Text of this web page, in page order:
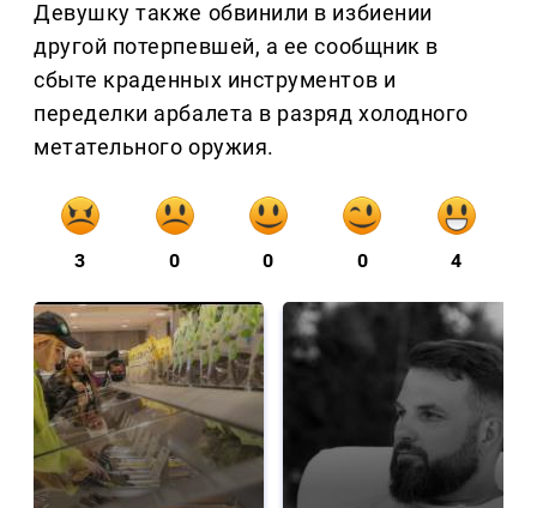
Девушку также обвинили в избиении
другой потерпевшей, а ее сообщник в
сбыте краденных инструментов и
переделки арбалета в разряд холодного
метательного оружия.
3 0 0 0 4